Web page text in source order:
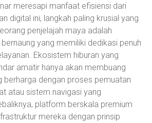
meresapi manfaat efisiensi dari
digital ini, langkah paling krusial yang
penjelajah maya adalah
yang memiliki dedikasi penuh
Ekosistem hiburan yang
amatir hanya akan membuang
berharga dengan proses pemuatan
atau sistem navigasi yang
platform berskala premium
mereka dengan prinsip